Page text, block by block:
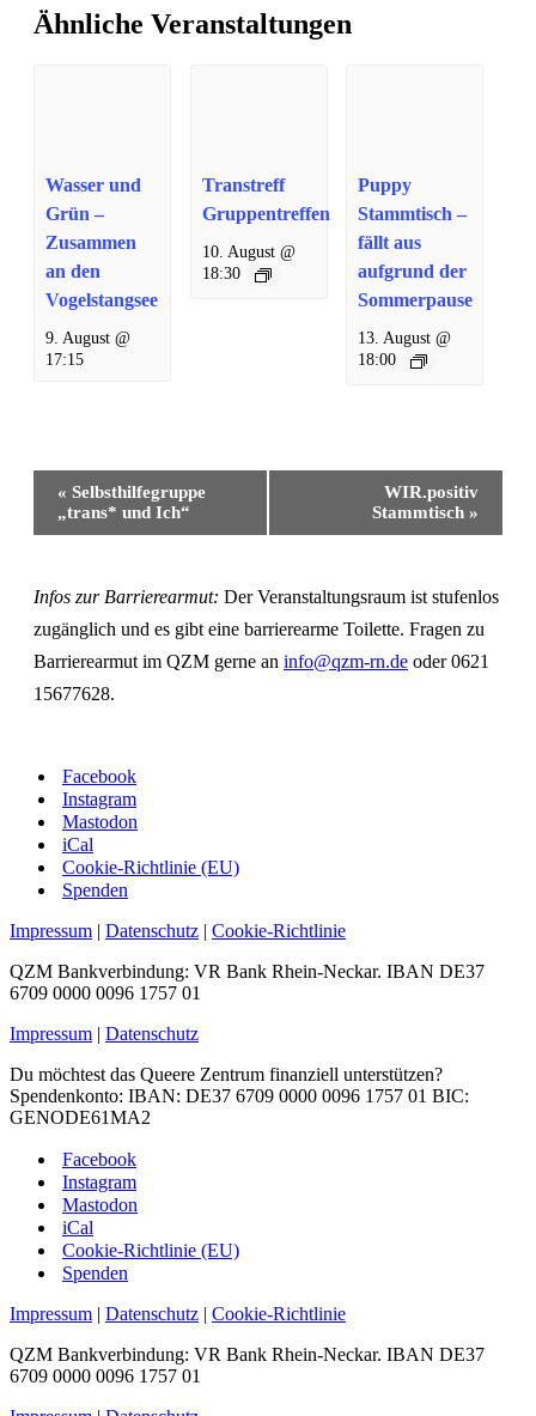
Ähnliche Veranstaltungen
Wasser und
Grün –
Zusammen
an den
Vogelstangsee
9. August @
17:15
Transtreff
Gruppentreffen
10. August @
18:30
Puppy
Stammtisch –
fällt aus
aufgrund der
Sommerpause
13. August @
18:00
Veranstaltung-
Navigation
« Selbsthilfegruppe
„trans* und Ich“
WIR.positiv
Stammtisch »
Infos zur Barrierearmut: Der Veranstaltungsraum ist stufenlos
zugänglich und es gibt eine barrierearme Toilette. Fragen zu
Barrierearmut im QZM gerne an info@qzm-rn.de oder 0621
15677628.
Facebook
Instagram
Mastodon
iCal
Cookie-Richtlinie (EU)
Spenden
Impressum | Datenschutz | Cookie-Richtlinie
QZM Bankverbindung: VR Bank Rhein-Neckar. IBAN DE37
6709 0000 0096 1757 01
Impressum | Datenschutz
Du möchtest das Queere Zentrum finanziell unterstützen?
Spendenkonto: IBAN: DE37 6709 0000 0096 1757 01 BIC:
GENODE61MA2
Facebook
Instagram
Mastodon
iCal
Cookie-Richtlinie (EU)
Spenden
Impressum | Datenschutz | Cookie-Richtlinie
QZM Bankverbindung: VR Bank Rhein-Neckar. IBAN DE37
6709 0000 0096 1757 01